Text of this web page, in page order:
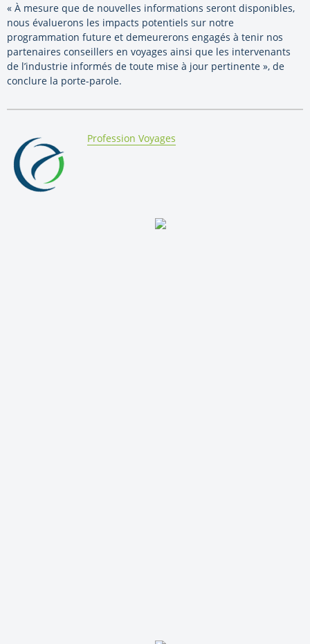
« À mesure que de nouvelles informations seront disponibles,
nous évaluerons les impacts potentiels sur notre
programmation future et demeurerons engagés à tenir nos
partenaires conseillers en voyages ainsi que les intervenants
de l’industrie informés de toute mise à jour pertinente », de
conclure la porte-parole.
By:
Profession Voyages